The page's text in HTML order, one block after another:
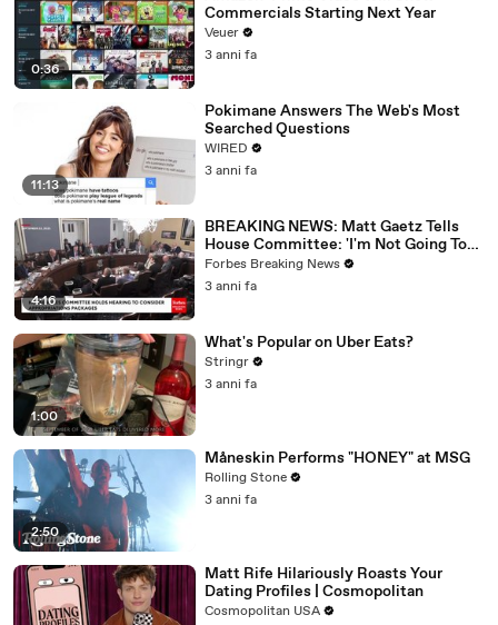
0:36
Commercials Starting Next Year
Veuer
3 anni fa
11:13
Pokimane Answers The Web's Most
Searched Questions
WIRED
3 anni fa
4:16
BREAKING NEWS: Matt Gaetz Tells
House Committee: 'I'm Not Going To
Vote For A Continuing Resolution'
Forbes Breaking News
3 anni fa
1:00
What's Popular on Uber Eats?
Stringr
3 anni fa
2:50
Måneskin Performs "HONEY" at MSG
Rolling Stone
3 anni fa
Matt Rife Hilariously Roasts Your
Dating Profiles | Cosmopolitan
Cosmopolitan USA